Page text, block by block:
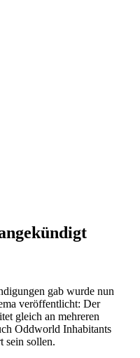
gab wurde nun
veröffentlicht: Der
gleich an mehreren
Oddworld Inhabitants
sein sollen.